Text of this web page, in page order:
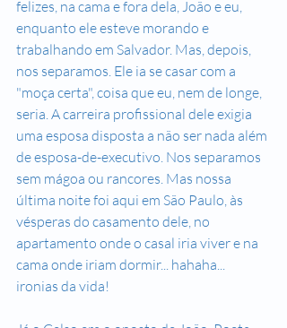
felizes, na cama e fora dela, João e eu,
enquanto ele esteve morando e
trabalhando em Salvador. Mas, depois,
nos separamos. Ele ia se casar com a
"moça certa", coisa que eu, nem de longe,
seria. A carreira profissional dele exigia
uma esposa disposta a não ser nada além
de esposa-de-executivo. Nos separamos
sem mágoa ou rancores. Mas nossa
última noite foi aqui em São Paulo, às
vésperas do casamento dele, no
apartamento onde o casal iria viver e na
cama onde iriam dormir... hahaha...
ironias da vida!